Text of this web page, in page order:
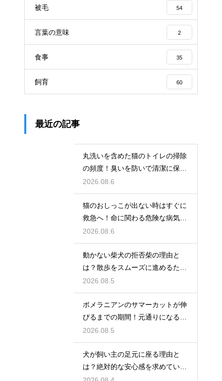
被毛 54
言葉の意味 2
食事 35
飼育 60
最近の記事
丸洗いを含めた猫のトイレの掃除
の頻度！臭いを防いで清潔に保つ
コツ
2026.08.6
猫のおしっこが出ない時はすぐに
救急へ！命に関わる危険な病気と
は
2026.08.6
動かない柴犬の拒否柴の理由と
は？散歩をスムーズに進めるため
の対策
2026.08.5
ポメラニアンのサマーカットが伸
びるまでの期間！元通りになるの
か
2026.08.5
犬が飼い主の足元に座る理由と
は？絶対的な安心感を求めている
心理